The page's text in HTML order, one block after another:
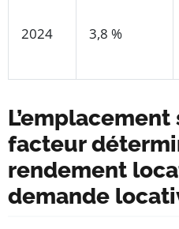
2024 3,8 %
facteur
rendement
demande